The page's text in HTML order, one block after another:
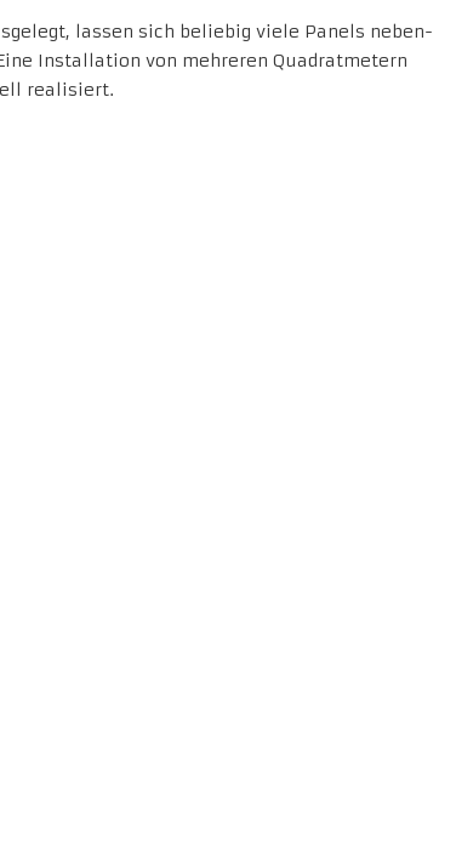
lassen sich beliebig viele Panels neben-
Installation von mehreren Quadratmetern
realisiert.